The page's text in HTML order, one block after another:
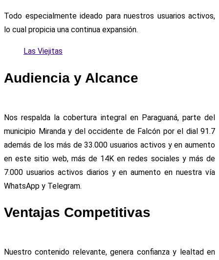
Todo especialmente ideado para nuestros usuarios activos,
lo cual propicia una continua expansión.
Las Viejitas
Audiencia y Alcance
Nos respalda la cobertura integral en Paraguaná, parte del
municipio Miranda y del occidente de Falcón por el dial 91.7
además de los más de 33.000 usuarios activos y en aumento
en este sitio web, más de 14K en redes sociales y más de
7.000 usuarios activos diarios y en aumento en nuestra vía
WhatsApp y Telegram.
Ventajas Competitivas
Nuestro contenido relevante, genera confianza y lealtad en